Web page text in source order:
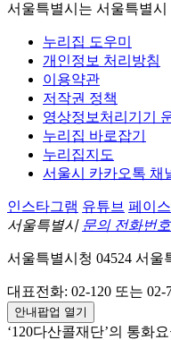
서울특별시는 서울특별
누리집 도우미
개인정보 처리방침
이용약관
저작권 정책
영상정보처리기기
누리집 바로잡기
누리집지도
서울시 카카오톡 채
인스타그램 유튜브 페이
서울특별시 문의 전화번
서울특별시청 04524 서울
대표전화: 02-120 또는 02-
안내팝업 열기
‘120다산콜재단’의 통화